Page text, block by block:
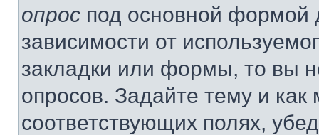
опрос под основной формой
зависимости от
закладки или формы, то вы
опросов. Задайте тему и
соответствующих полях,